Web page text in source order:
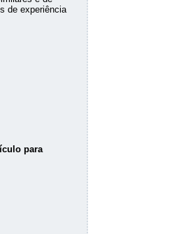
de experiência
para